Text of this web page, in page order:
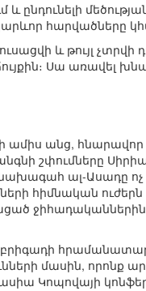
մեծության
հարվածները
և թույլ
Սա առավել
ամիս անց, հնարավոր
շփումները
ալ-Ասադը ոչ
հիմնական ուժերն
մասին, որոնք
Կոպովայի